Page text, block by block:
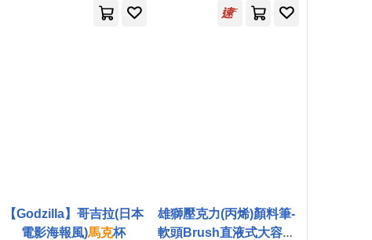
e) and other Mark Twain
【Godzilla】哥吉拉(日本
電影海報風)馬克杯
雄獅壓克力(丙烯)顏料筆-
軟頭Brush直液式大容量